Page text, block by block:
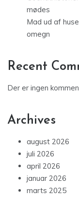
mødes
Mad ud af
omegn
Recent
Der er ingen
Archives
august 2026
juli 2026
april 2026
januar 2026
marts 2025